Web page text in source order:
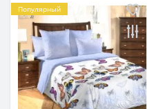
Популярный